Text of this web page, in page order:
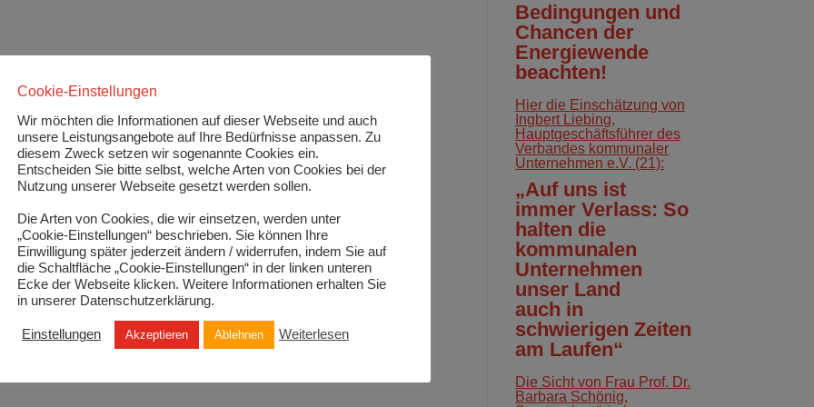
Bedingungen und
Chancen der
Energiewende
beachten!
Hier die Einschätzung von
Ingbert Liebing,
Hauptgeschäftsführer des
Verbandes kommunaler
Unternehmen e.V. (21):
„Auf uns ist
immer Verlass: So
halten die
kommunalen
Unternehmen
unser Land
auch in
schwierigen Zeiten
am Laufen“
Die Sicht von Frau Prof. Dr.
Barbara Schönig,
Cookie-Einstellungen
Wir möchten die Informationen auf dieser Webseite und auch
unsere Leistungsangebote auf Ihre Bedürfnisse anpassen. Zu
diesem Zweck setzen wir sogenannte Cookies ein.
Entscheiden Sie bitte selbst, welche Arten von Cookies bei der
Nutzung unserer Webseite gesetzt werden sollen.
Die Arten von Cookies, die wir einsetzen, werden unter
„Cookie-Einstellungen“ beschrieben. Sie können Ihre
Einwilligung später jederzeit ändern / widerrufen, indem Sie auf
die Schaltfläche „Cookie-Einstellungen“ in der linken unteren
Ecke der Webseite klicken. Weitere Informationen erhalten Sie
in unserer Datenschutzerklärung.
Einstellungen Akzeptieren Ablehnen Weiterlesen